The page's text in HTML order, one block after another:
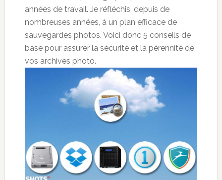
années de travail. Je réfléchis, depuis de
nombreuses années, à un plan efficace de
sauvegardes photos. Voici donc 5 conseils de
base pour assurer la sécurité et la pérennité de
vos archives photo.